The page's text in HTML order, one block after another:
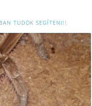
TUDOK SEGÍTENI!!